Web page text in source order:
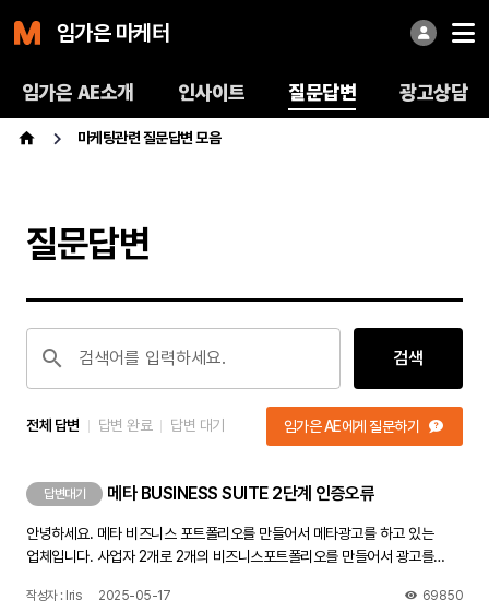
임가은 마케터
임가은 AE소개 인사이트 질문답변 광고상담
마케팅관련 질문답변 모음
질문답변
검색어를 입력하세요. 검색
전체 답변 답변 완료 답변 대기 임가은 AE에게 질문하기
답변대기 메타 BUSINESS SUITE 2단계 인증오류
안녕하세요. 메타 비즈니스 포트폴리오를 만들어서 메타광고를 하고 있는
업체입니다. 사업자 2개로 2개의 비즈니스포트폴리오를 만들어서 광고를
필요하다며 페이지에 들어갈 수가 없네요. 제 개인계정이나 광고관리자 페이지
작성자 : Iris 2025-05-17 69850